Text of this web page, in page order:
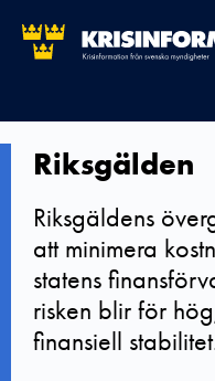
Riksgälden
Riksgäldens
att minimera
statens
risken blir för
finansiell